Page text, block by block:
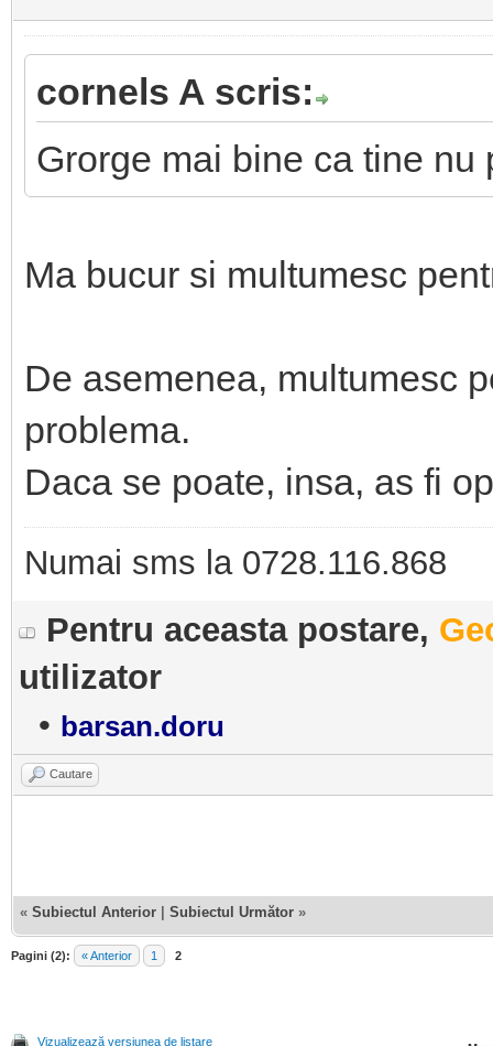
cornels A scris:
Grorge mai bine ca tine nu
Ma bucur si multumesc
De asemenea, multumesc
problema.
Daca se poate, insa, as fi
Numai sms la 0728.116.868
Pentru aceasta postare,
utilizator
• barsan.doru
Cautare
« Subiectul Anterior Subiectul Următor »
Pagini (2): « Anterior 1 2
Vizualizează versiunea de listare